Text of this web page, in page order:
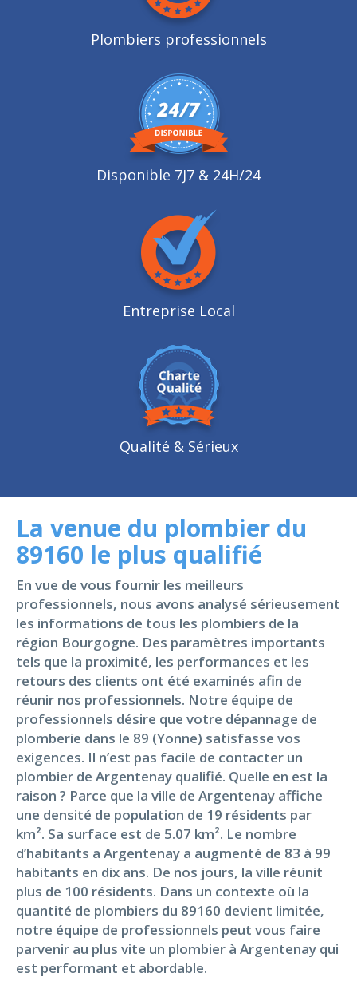
Plombiers professionnels
Disponible 7J7 & 24H/24
Entreprise Local
Qualité & Sérieux
La venue du plombier du
89160 le plus qualifié
En vue de vous fournir les meilleurs
professionnels, nous avons analysé sérieusement
les informations de tous les plombiers de la
région Bourgogne. Des paramètres importants
tels que la proximité, les performances et les
retours des clients ont été examinés afin de
réunir nos professionnels. Notre équipe de
professionnels désire que votre dépannage de
plomberie dans le 89 (Yonne) satisfasse vos
exigences. Il n’est pas facile de contacter un
plombier de Argentenay qualifié. Quelle en est la
raison ? Parce que la ville de Argentenay affiche
une densité de population de 19 résidents par
km². Sa surface est de 5.07 km². Le nombre
d’habitants a Argentenay a augmenté de 83 à 99
habitants en dix ans. De nos jours, la ville réunit
plus de 100 résidents. Dans un contexte où la
quantité de plombiers du 89160 devient limitée,
notre équipe de professionnels peut vous faire
parvenir au plus vite un plombier à Argentenay qui
est performant et abordable.